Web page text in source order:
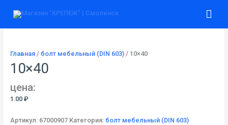
Главная/ болт мебельный (DIN 603)/ 10×40
10×40
цена:
1.00 ₽
Артикул: 67000907 Категория: болт мебельный (DIN 603)
товара